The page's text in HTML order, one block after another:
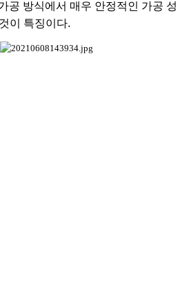
공 방식에서 매우 안정적인 가공
이 특징이다.